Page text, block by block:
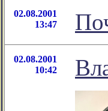
02.08.2001
13:47
02.08.2001
10:42